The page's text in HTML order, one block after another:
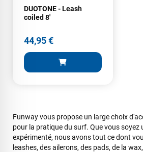
DUOTONE - Leash
coiled 8'
44,95 €
Funway vous propose un large choix
pour la pratique du surf. Que vous
expérimenté, nous avons tout ce dont
leashes, des ailerons, des pads, de la
LAISSER UN AVIS